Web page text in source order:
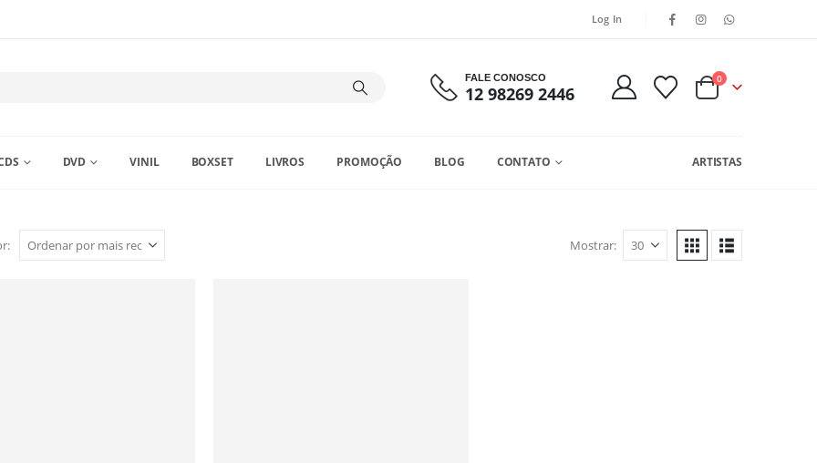
Log In
FALE CONOSCO
12 98269 2446
0
DVD VINIL BOXSET LIVROS PROMOÇÃO BLOG CONTATO ARTISTAS
Mostrar: